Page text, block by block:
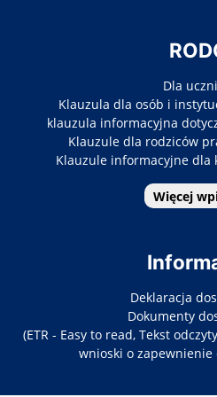
Dla
Klauzula dla osób i
klauzula informacyjna
Klauzule dla rodziców
Klauzule informacyjne dla
Więcej
Deklaracja
Dokumenty
(ETR - Easy to read, Tekst
wnioski o zapewnienie